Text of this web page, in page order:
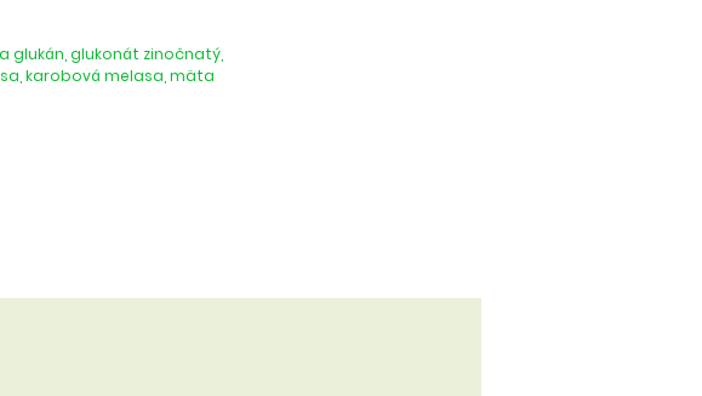
glukán, glukonát zinočnatý,
karobová melasa, mäta